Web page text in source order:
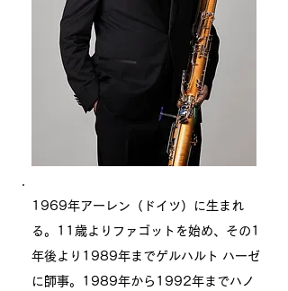
1969年アーレン（ドイツ）に生まれ
る。11歳よりファゴットを始め、その1
年後より1989年までゲルハルト ハーゼ
に師事。1989年から1992年までハノ